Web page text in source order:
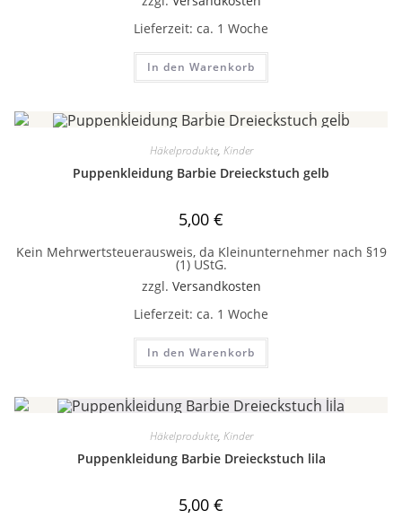
Lieferzeit: ca. 1 Woche
In den Warenkorb
Häkelprodukte, Kinder
Puppenkleidung Barbie Dreieckstuch gelb
5,00 €
Kein Mehrwertsteuerausweis, da Kleinunternehmer nach §19
(1) UStG.
zzgl. Versandkosten
Lieferzeit: ca. 1 Woche
In den Warenkorb
Häkelprodukte, Kinder
Puppenkleidung Barbie Dreieckstuch lila
5,00 €